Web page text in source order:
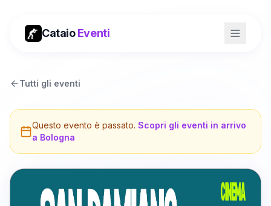
CataioEventi
Tutti gli eventi
Questo evento è passato. Scopri gli eventi in arrivo
a Bologna